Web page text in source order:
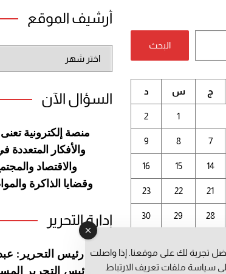
البحث
ج س د
1
2
7
8
9
14
15
16
21
22
23
28
29
30
أرشيف الموقع
الموقع
السؤال الآن
منصة إلكترونية
والأفكار المتعددة
والاقتصاد
وقضايا الذاكرة
إدارة التحرير
رئيس التحرير:
رئيس التحرير
تجربة لك على موقعنا. إذا واصلت
سياسة ملفات تعريف الارتباط